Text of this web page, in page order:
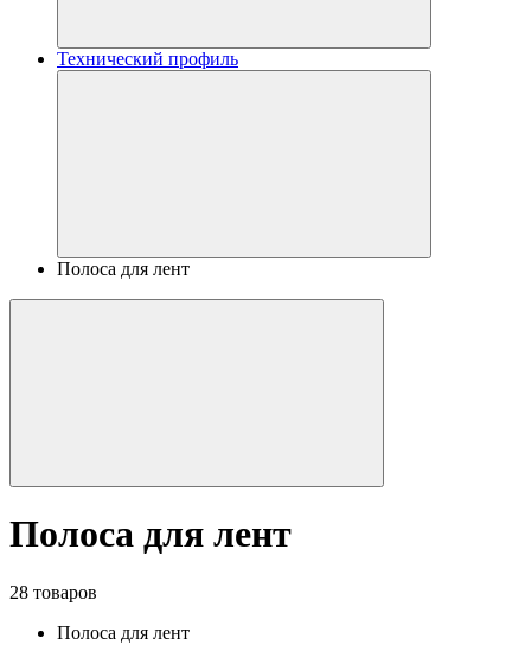
Технический профиль
Полоса для лент
Полоса для лент
28 товаров
Полоса для лент